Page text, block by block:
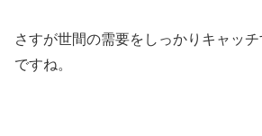
さすが世間の需要をしっかりキャッチ
ですね。